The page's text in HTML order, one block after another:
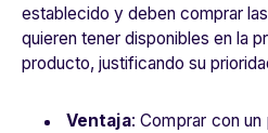
establecido y deben comprar
quieren tener disponibles en la
producto, justificando su
Ventaja: Comprar con